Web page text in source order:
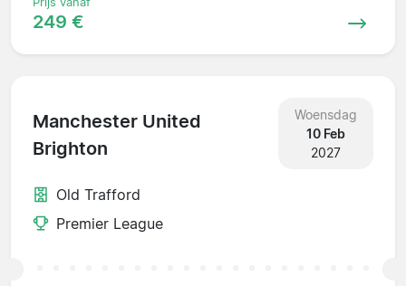
249 €
Manchester United
Brighton
Woensdag
10 Feb
2027
Old Trafford
Premier League